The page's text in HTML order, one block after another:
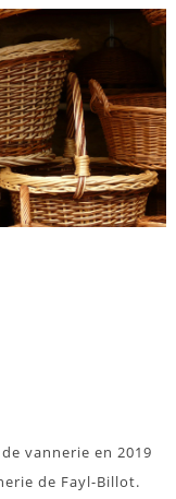
vannerie en 2019
de Fayl-Billot.